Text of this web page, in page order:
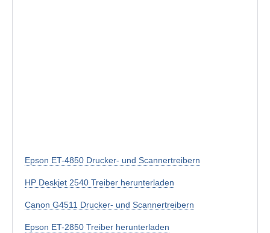
Epson ET-4850 Drucker- und Scannertreibern
HP Deskjet 2540 Treiber herunterladen
Canon G4511 Drucker- und Scannertreibern
Epson ET-2850 Treiber herunterladen